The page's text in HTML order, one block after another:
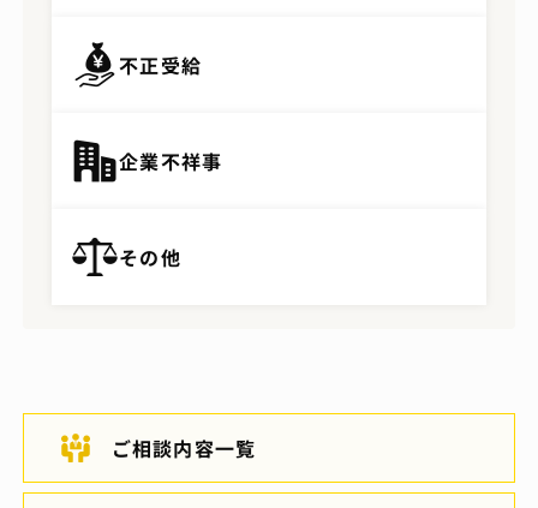
不正受給
企業不祥事
その他
ご相談内容一覧